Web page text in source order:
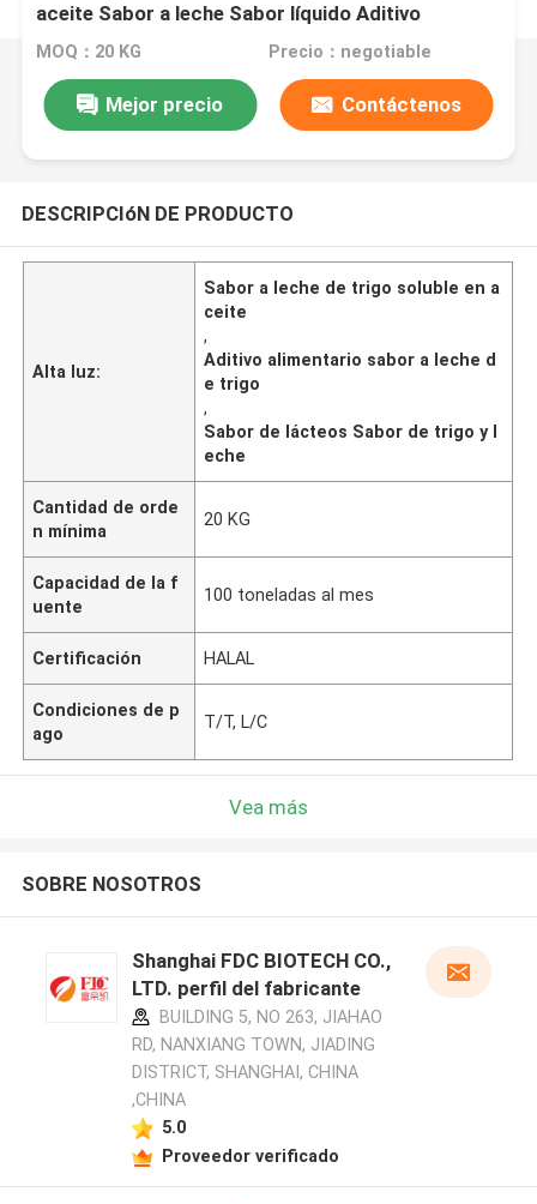
aceite Sabor a leche Sabor líquido Aditivo
alimentario
MOQ：20 KG Precio：negotiable
Mejor precio Contáctenos
DESCRIPCIóN DE PRODUCTO
Alta luz:
Sabor a leche de trigo soluble en a
ceite
,
Aditivo alimentario sabor a leche d
e trigo
,
Sabor de lácteos Sabor de trigo y l
eche
Cantidad de orde
n mínima
20 KG
Capacidad de la f
uente
100 toneladas al mes
Certificación HALAL
Condiciones de p
ago
T/T, L/C
Vea más
SOBRE NOSOTROS
Shanghai FDC BIOTECH CO.,
LTD. perfil del fabricante
BUILDING 5, NO 263, JIAHAO
RD, NANXIANG TOWN, JIADING
DISTRICT, SHANGHAI, CHINA
,CHINA
5.0
Proveedor verificado